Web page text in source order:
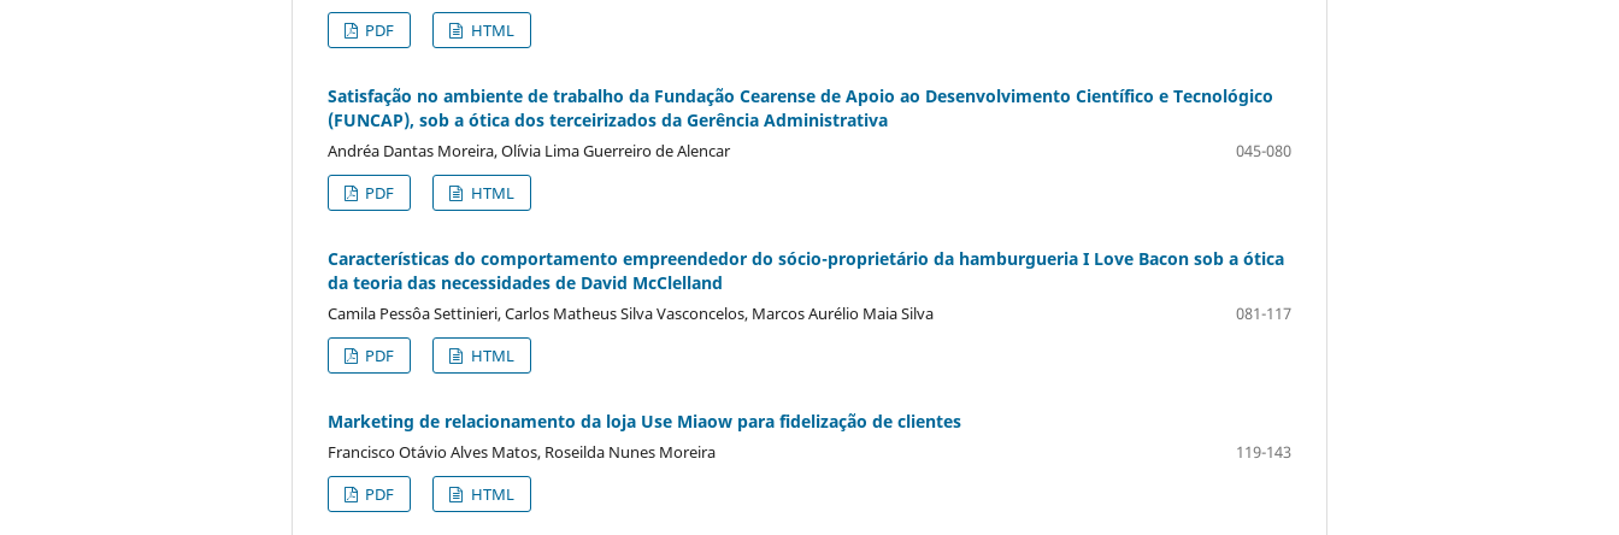
PDF
HTML
Satisfação no ambiente de trabalho da Fundação Cearense de Apoio ao Desenvolvimento Científico e Tecnológico
(FUNCAP), sob a ótica dos terceirizados da Gerência Administrativa
Andréa Dantas Moreira, Olívia Lima Guerreiro de Alencar
045-080
PDF
HTML
Características do comportamento empreendedor do sócio-proprietário da hamburgueria I Love Bacon sob a ótica
da teoria das necessidades de David McClelland
Camila Pessôa Settinieri, Carlos Matheus Silva Vasconcelos, Marcos Aurélio Maia Silva
081-117
PDF
HTML
Marketing de relacionamento da loja Use Miaow para fidelização de clientes
Francisco Otávio Alves Matos, Roseilda Nunes Moreira
119-143
PDF
HTML